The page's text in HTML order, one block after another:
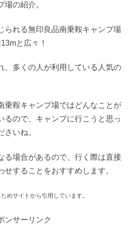
の紹介。
られる無印良品南乗鞍キャンプ場
と広々！
、多くの人が利用している人気の
乗鞍キャンプ場ではどんなことが
るので、キャンプに行こうと思っ
さいね。
る場合があるので、行く際は直接
せすることをおすすめします。
めサイトから引用しています。
ンサーリンク